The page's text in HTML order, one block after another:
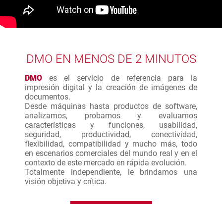
DMO EN MENOS DE 2 MINUTOS
DMO es el servicio de referencia para la
impresión digital y la creación de imágenes de
documentos.
Desde máquinas hasta productos de software,
analizamos, probamos y evaluamos
características y funciones, usabilidad,
seguridad, productividad, conectividad,
flexibilidad, compatibilidad y mucho más, todo
en escenarios comerciales del mundo real y en el
contexto de este mercado en rápida evolución.
Totalmente independiente, le brindamos una
visión objetiva y crítica.